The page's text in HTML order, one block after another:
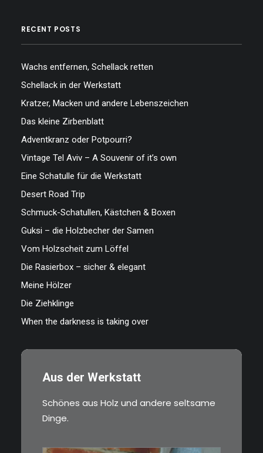
RECENT POSTS
Wachs entfernen, Schellack retten
Schellack in der Werkstatt
Kratzer, Macken und andere Lebenszeichen
Das kleine Zirbenblatt
Adventkranz oder Potpourri?
Vintage Tel Aviv – A Souvenir of it’s own
Eine Schatulle für die Werkstatt
Desert Road Trip
Schmuck-Schatullen, Kästchen & Boxen
Guksi – die Holzbecher der Samen
Vom Holzscheit zum Löffel
Die Rasierbox – sicher & elegant
Meine Hölzer
Die Ziehklinge
When the darkness is taking over
Aus der Werkstatt
Schönes aus Holz und andere seltsame
Dinge.